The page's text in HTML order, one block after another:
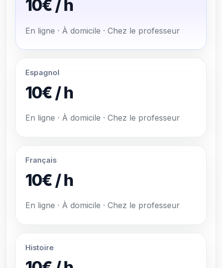
10€ / h
En ligne · À domicile · Chez le professeur
Espagnol
10€ / h
En ligne · À domicile · Chez le professeur
Français
10€ / h
En ligne · À domicile · Chez le professeur
Histoire